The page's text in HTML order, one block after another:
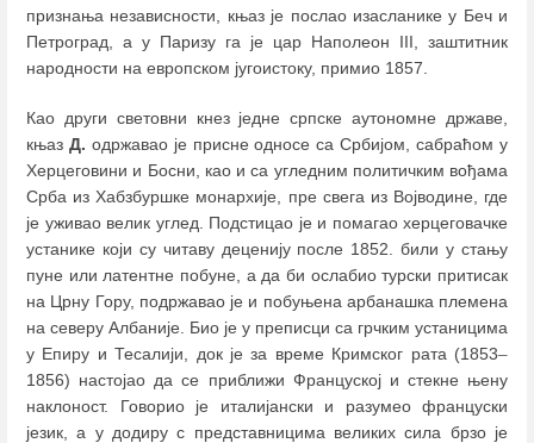
признања независности, књаз је послао изасланике у Беч и
Петроград, а у Паризу га је цар Наполеон III, заштитник
народности на европском југоистоку, примио 1857.
Као други световни кнез једне српске аутономне државе,
књаз Д. одржавао је присне односе са Србијом, сабраћом у
Херцеговини и Босни, као и са угледним политичким вођама
Срба из Хабзбуршке монархије, пре свега из Војводине, где
је уживао велик углед. Подстицао је и помагао херцеговачке
устанике који су читаву деценију после 1852. били у стању
пуне или латентне побуне, а да би ослабио турски притисак
на Црну Гору, подржавао је и побуњена арбанашка племена
на северу Албаније. Био је у преписци са грчким устаницима
у Епиру и Тесалији, док је за време Кримског рата (1853–
1856) настојао да се приближи Француској и стекне њену
наклоност. Говорио је италијански и разумео француски
језик, а у додиру с представницима великих сила брзо је